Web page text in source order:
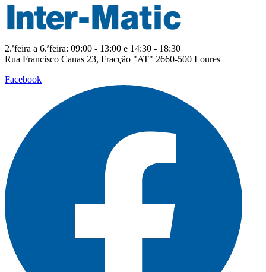
2.ªfeira a 6.ªfeira: 09:00 - 13:00 e 14:30 - 18:30
Rua Francisco Canas 23, Fracção "AT" 2660-500 Loures
Facebook